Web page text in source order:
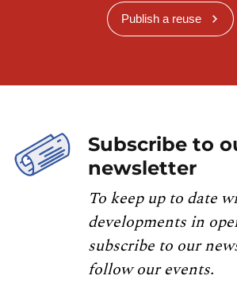
Publish a reuse
Subscribe to
newsletter
To keep up to date
developments in
subscribe to our
follow our events.